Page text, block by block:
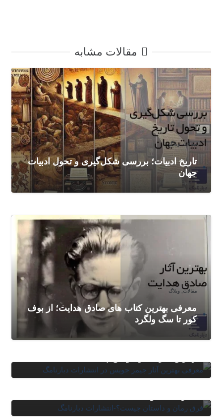
مقالات مشابه
مقالات,وبلاگ
تاریخ ادبیات؛ بررسی شکل‌گیری و تحول ادبیات
جهان
مقالات, وبلاگ
معرفی بهترین کتاب های صادق هدایت؛ از بوف
کور تا سگ ولگرد
مقالات,وبلاگ
مقالات